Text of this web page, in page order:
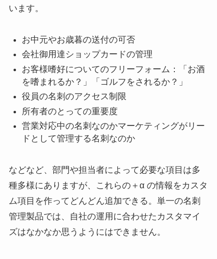
います。
お中元やお歳暮の送付の可否
会社御用達ショップカードの管理
お客様嗜好についてのフリーフォーム：「お酒
を嗜まれるか？」「ゴルフをされるか？」
役員の名刺のアクセス制限
所有者のとっての重要度
営業対応中の名刺なのかマーケティングがリー
ドとして管理する名刺なのか
などなど、部門や担当者によって必要な項目は多
種多様にありますが、これらの＋α の情報をカスタ
ム項目を作ってどんどん追加できる。単一の名刺
管理製品では、自社の運用に合わせたカスタマイ
ズはなかなか思うようにはできません。